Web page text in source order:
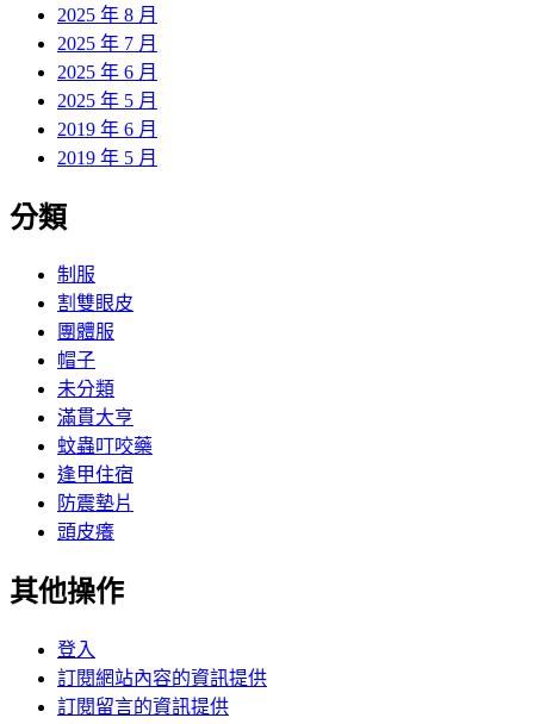
2025 年 8 月
2025 年 7 月
2025 年 6 月
2025 年 5 月
2019 年 6 月
2019 年 5 月
分類
制服
割雙眼皮
團體服
帽子
未分類
滿貫大亨
蚊蟲叮咬藥
逢甲住宿
防震墊片
頭皮癢
其他操作
登入
訂閱網站內容的資訊提供
訂閱留言的資訊提供